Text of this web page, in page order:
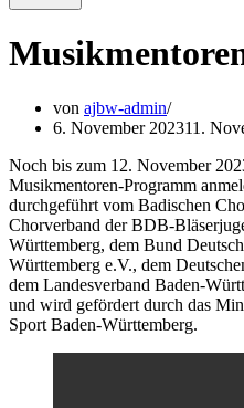
von ajbw-admin
6. November 202311.
Noch bis zum 12. November
Musikmentoren-Programm
durchgeführt vom Badischen
Chorverband der BDB-
Württemberg, dem Bund
Württemberg e.V., dem
dem Landesverband Baden-
und wird gefördert durch das
Sport Baden-Württemberg.